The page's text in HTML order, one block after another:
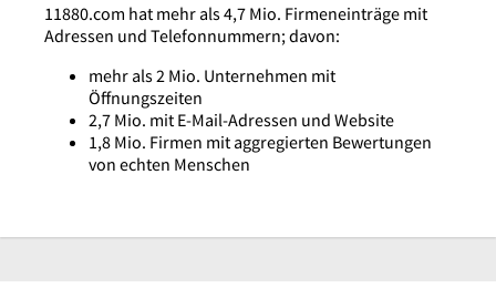
11880.com hat mehr als 4,7 Mio. Firmeneinträge mit
Adressen und Telefonnummern; davon:
mehr als 2 Mio. Unternehmen mit
Öffnungszeiten
2,7 Mio. mit E-Mail-Adressen und Website
1,8 Mio. Firmen mit aggregierten Bewertungen
von echten Menschen